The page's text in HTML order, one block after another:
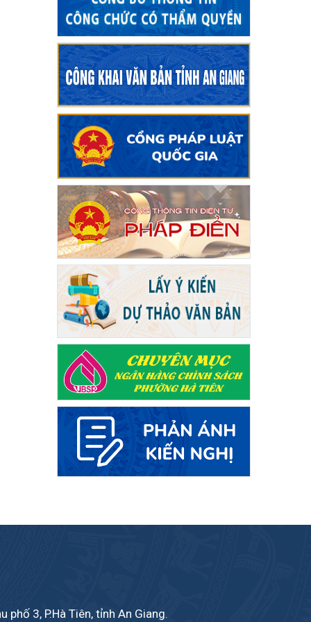
phố 3, P.Hà Tiên, tỉnh An Giang.